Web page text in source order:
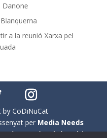
Danone
a la reunió Xarxa pel
CoDiNuCat
per Media Needs
|Avís legal|